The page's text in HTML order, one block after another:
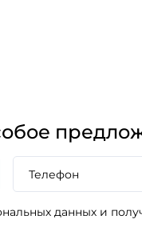
Телефон
данных и